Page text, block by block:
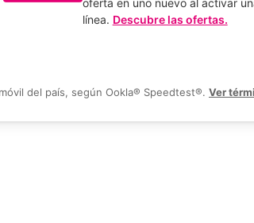
oferta en uno nuevo al activar
línea. Descubre las ofertas.
del país, según Ookla® Speedtest®. Ver